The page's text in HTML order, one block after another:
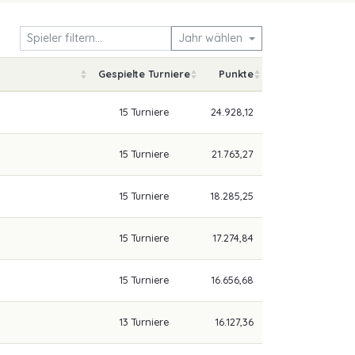
Jahr wählen
Gespielte Turniere Punkte
15 Turniere 24.928,12
15 Turniere 21.763,27
15 Turniere 18.285,25
15 Turniere 17.274,84
15 Turniere 16.656,68
13 Turniere 16.127,36